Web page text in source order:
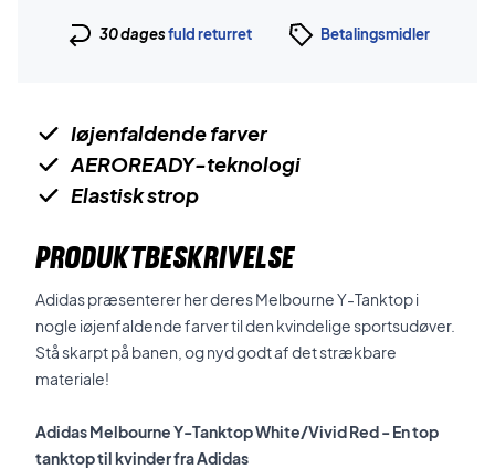
30 dagesfuld returret Betalingsmidler
Iøjenfaldende farver
AEROREADY-teknologi
Elastisk strop
PRODUKTBESKRIVELSE
Adidas præsenterer her deres Melbourne Y-Tanktop i
nogle iøjenfaldende farver til den kvindelige sportsudøver.
Stå skarpt på banen, og nyd godt af det strækbare
materiale!
Adidas Melbourne Y-Tanktop White/Vivid Red - En top
tanktop til kvinder fra Adidas